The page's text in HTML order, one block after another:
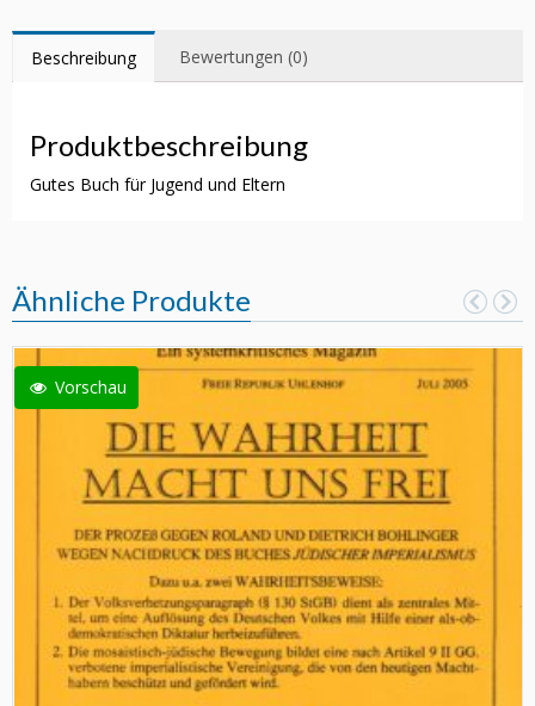
Beschreibung Bewertungen (0)
Produktbeschreibung
Gutes Buch für Jugend und Eltern
Ähnliche Produkte
Vorschau